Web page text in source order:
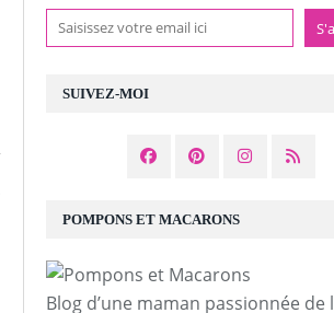
SUIVEZ-MOI
POMPONS ET MACARONS
Blog d’une maman passionnée de